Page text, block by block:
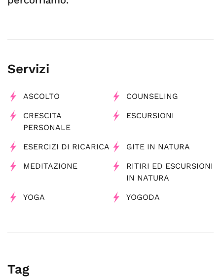
Servizi
ASCOLTO COUNSELING
CRESCITA
PERSONALE
ESCURSIONI
ESERCIZI DI RICARICA GITE IN NATURA
MEDITAZIONE
RITIRI ED ESCURSIONI
IN NATURA
YOGA YOGODA
Tag